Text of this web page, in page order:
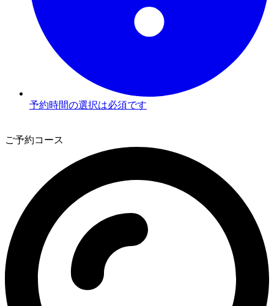
予約時間の選択は必須です
ご予約コース